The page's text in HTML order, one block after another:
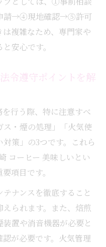
請→④現地確認→⑤許可
複雑なため、専門家や
安心です。
令遵守ポイントを解
行う際、特に注意すべ
・煙の処理」「火気使
策」の3つです。これら
コーヒー 美味しいとい
項目です。
ナンスを徹底すること
られます。また、焙煎
置や消音機器が必要と
が必要です。火気管理